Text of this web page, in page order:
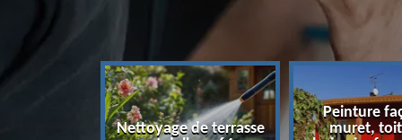
Nettoyage de terrasse
Peinture
muret,